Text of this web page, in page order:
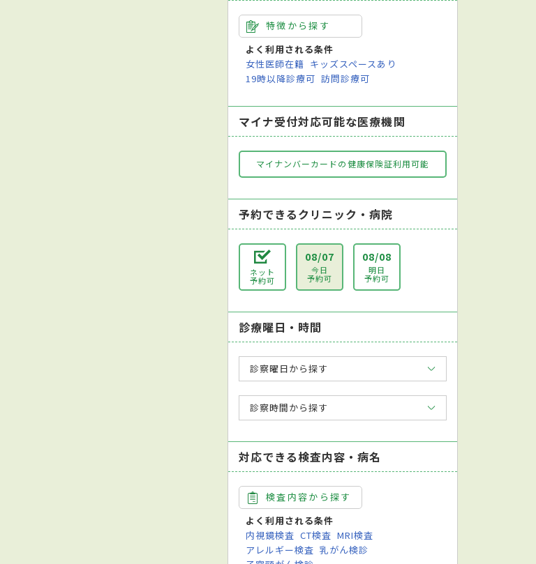
特徴から探す
よく利用される条件
女性医師在籍 キッズスペースあり
19時以降診療可 訪問診療可
マイナ受付対応可能な医療機関
マイナンバーカードの健康保険証利用可能
予約できるクリニック・病院
ネット
予約可
08/07
今日
予約可
08/08
明日
予約可
診療曜日・時間
診察曜日から探す
診察時間から探す
対応できる検査内容・病名
検査内容から探す
よく利用される条件
内視鏡検査 CT検査 MRI検査
アレルギー検査 乳がん検診